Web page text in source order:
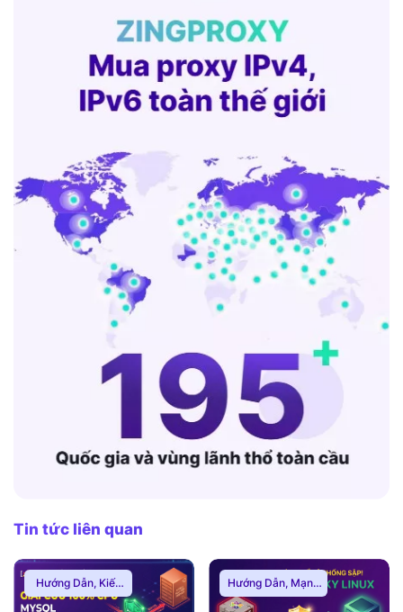
Tin tức liên quan
Hướng Dẫn, Kiến
Thức Proxy
Hướng Dẫn, Mạng
Internnet